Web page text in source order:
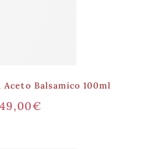
Balsamico 100ml
49,00€